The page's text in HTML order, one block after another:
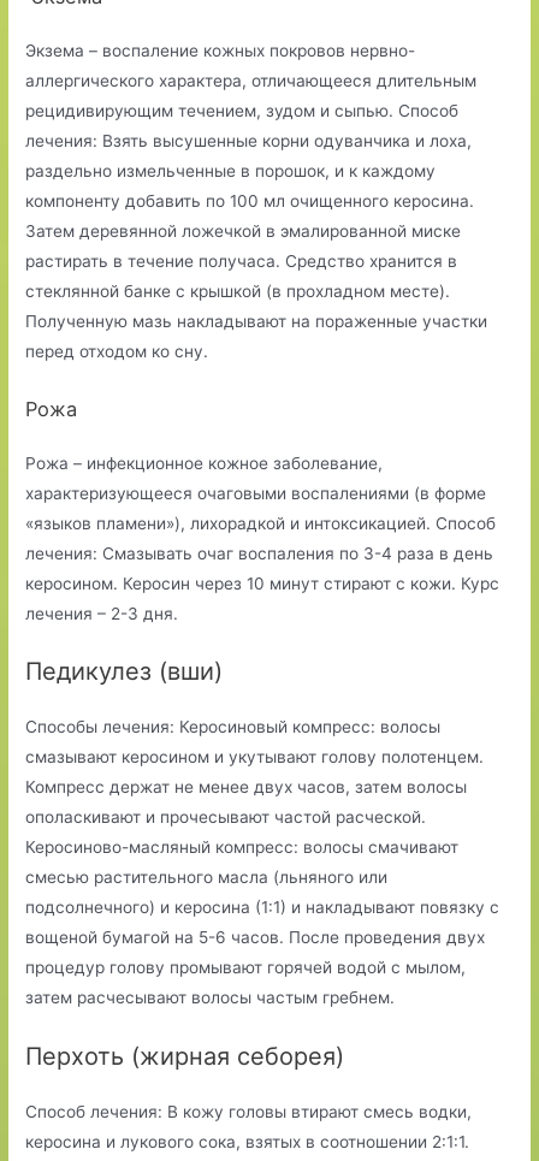
Экзема – воспаление кожных покровов нервно-
аллергического характера, отличающееся длительным
рецидивирующим течением, зудом и сыпью. Способ
лечения: Взять высушенные корни одуванчика и лоха,
раздельно измельченные в порошок, и к каждому
компоненту добавить по 100 мл очищенного керосина.
Затем деревянной ложечкой в эмалированной миске
растирать в течение получаса. Средство хранится в
стеклянной банке с крышкой (в прохладном месте).
Полученную мазь накладывают на пораженные участки
перед отходом ко сну.
Рожа
Рожа – инфекционное кожное заболевание,
характеризующееся очаговыми воспалениями (в форме
«языков пламени»), лихорадкой и интоксикацией. Способ
лечения: Смазывать очаг воспаления по 3-4 раза в день
керосином. Керосин через 10 минут стирают с кожи. Курс
лечения – 2-3 дня.
Педикулез (вши)
Способы лечения: Керосиновый компресс: волосы
смазывают керосином и укутывают голову полотенцем.
Компресс держат не менее двух часов, затем волосы
ополаскивают и прочесывают частой расческой.
Керосиново-масляный компресс: волосы смачивают
смесью растительного масла (льняного или
подсолнечного) и керосина (1:1) и накладывают повязку с
вощеной бумагой на 5-6 часов. После проведения двух
процедур голову промывают горячей водой с мылом,
затем расчесывают волосы частым гребнем.
Перхоть (жирная себорея)
Способ лечения: В кожу головы втирают смесь водки,
керосина и лукового сока, взятых в соотношении 2:1:1.